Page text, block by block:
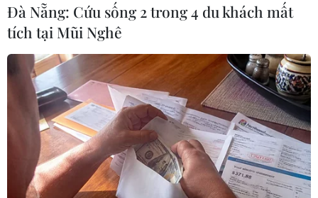
YouTube đã xóa hơn 150.000 video bạo lực
trong khoảng 5 tháng qua
05/12/2017 22:19
Tính từ tháng Sáu, YouTube đã xóa hơn 150.000 video
có liên quan tới chủ nghĩa cực đoan bạo lực và tuyên
Đà Nẵng: Cứu sống 2 trong 4 du khách mất
tích tại Mũi Nghê